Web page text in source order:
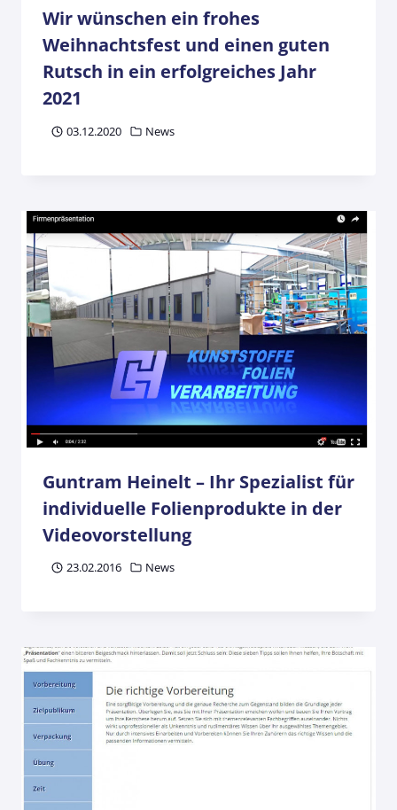
Wir wünschen ein frohes
Weihnachtsfest und einen guten
Rutsch in ein erfolgreiches Jahr
2021
03.12.2020 News
Guntram Heinelt – Ihr Spezialist für
individuelle Folienprodukte in der
Videovorstellung
23.02.2016 News